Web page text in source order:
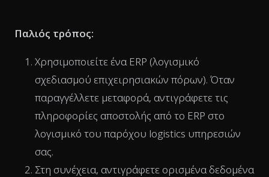
Παλιός τρόπος:
Χρησιμοποιείτε ένα ERP (λογισμικό
σχεδιασμού επιχειρησιακών πόρων). Όταν
παραγγέλλετε μεταφορά, αντιγράφετε τις
πληροφορίες αποστολής από το ERP στο
λογισμικό του παρόχου logistics υπηρεσιών
σας.
Στη συνέχεια, αντιγράφετε ορισμένα δεδομένα